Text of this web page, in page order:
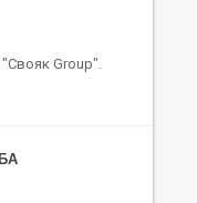
Group".